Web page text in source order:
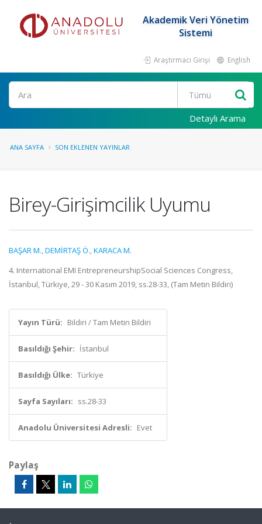
Akademik Veri Yönetim
Sistemi
Araştırmacı Girişi English
Ara
Detaylı Arama
ANA SAYFA SON EKLENEN YAYINLAR
Birey-Girişimcilik Uyumu
BAŞAR M.,DEMİRTAŞ Ö.,KARACA M.
4. International EMI EntrepreneurshipSocial Sciences Congress,
İstanbul, Türkiye, 29 - 30 Kasım 2019, ss.28-33, (Tam Metin Bildiri)
Yayın Türü: Bildiri / Tam Metin Bildiri
Basıldığı Şehir: İstanbul
Basıldığı Ülke: Türkiye
Sayfa Sayıları: ss.28-33
Anadolu Üniversitesi Adresli: Evet
Paylaş